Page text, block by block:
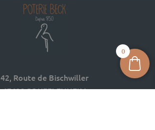
42, Route de Bischwiller
67620 SOUFFLENHEIM
0